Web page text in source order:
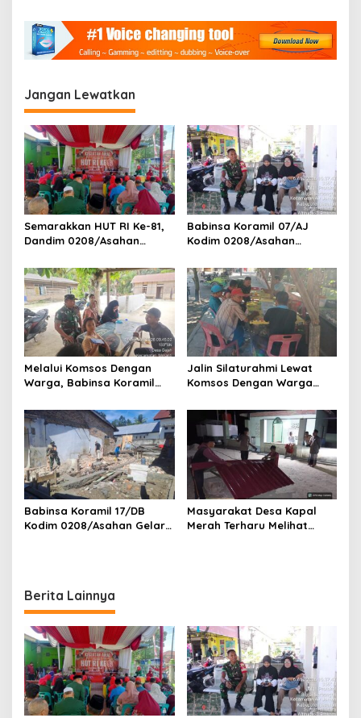
a
s
i
p
o
s
Jangan Lewatkan
Semarakkan HUT RI Ke-81,
Dandim 0208/Asahan
Donor Darah di Kantor
Kemenag Asahan
Babinsa Koramil 07/AJ
Kodim 0208/Asahan
Stunting Dengan Pegawai
Kesehatan Di Puskesmas
Melalui Komsos Dengan
Warga, Babinsa Koramil
0208/Asahan Himbau Jaga
ebersihan Dan Kamtibmas
Jalin Silaturahmi Lewat
Komsos Dengan Warga
09/TB Kodim 0208/Asahan
Babinsa Koramil 17/DB
Kodim 0208/Asahan Gelar
Masyarakat Desa Kapal
Merah Terharu Melihat
Berita Lainnya